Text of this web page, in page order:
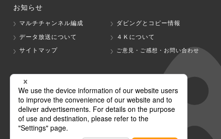
お知らせ
マルチチャンネル編成
ダビングとコピー情報
データ放送について
４Ｋについて
サイトマップ
ご意見・ご感想・お問い合わせ
グループ会社
テレビ朝日 テレ朝チャンネル